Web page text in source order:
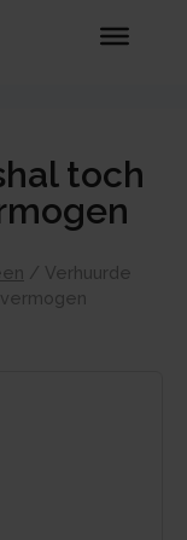
toch
/ Verhuurde